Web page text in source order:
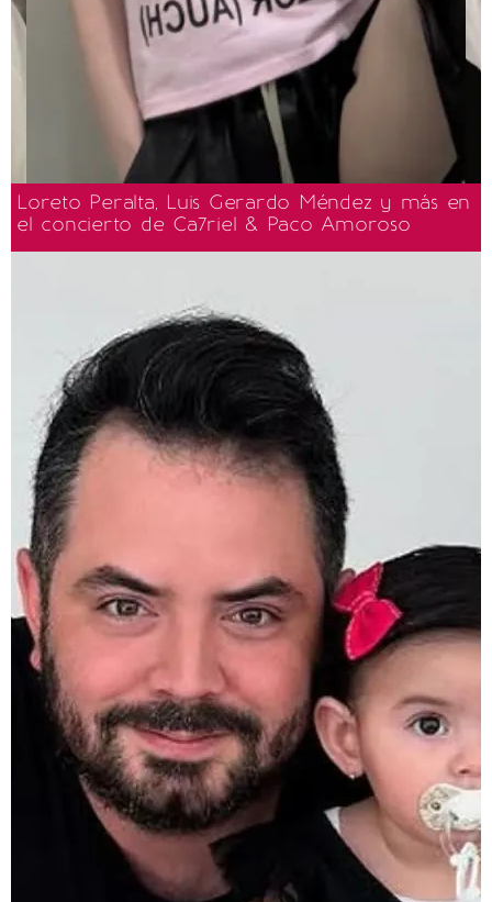
Loreto Peralta, Luis Gerardo Méndez y más en
el concierto de Ca7riel & Paco Amoroso